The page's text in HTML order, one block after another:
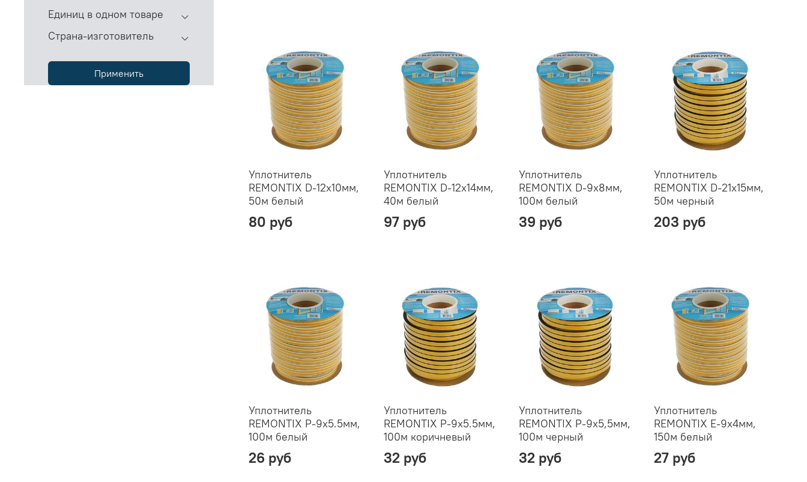
Уплотнитель
REMONTIX D-12х10мм,
50м белый
80 руб
Уплотнитель
REMONTIX D-12х14мм,
40м белый
97 руб
Уплотнитель
REMONTIX D-9х8мм,
100м белый
39 руб
Уплотнитель
REMONTIX D-21х15мм,
50м черный
203 руб
Уплотнитель
REMONTIX P-9х5.5мм,
100м белый
26 руб
Уплотнитель
REMONTIX P-9х5.5мм,
100м коричневый
32 руб
Уплотнитель
REMONTIX P-9х5,5мм,
100м черный
32 руб
Уплотнитель
REMONTIX Е-9х4мм,
150м белый
27 руб
Единиц в одном товаре
Страна-изготовитель
Применить